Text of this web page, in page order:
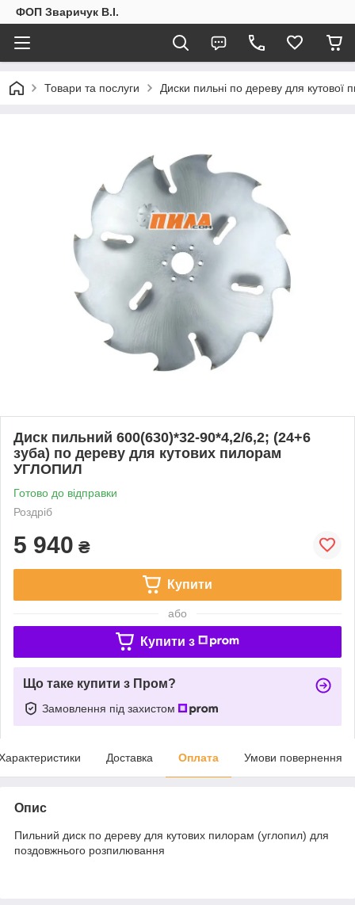
ФОП Зваричук В.І.
Товари та послуги Диски пильні по дереву для кутової
Диск пильний 600(630)*32-90*4,2/6,2; (24+6
зуба) по дереву для кутових пилорам
УГЛОПИЛ
Готово до відправки
Роздріб
5 940 ₴
Купити
або
Купити з
Що таке купити з Пром?
Замовлення під захистом
Доставка Оплата Умови повернення
Опис
Пильний диск по дереву для кутових пилорам (углопил) для
поздовжнього розпилювання